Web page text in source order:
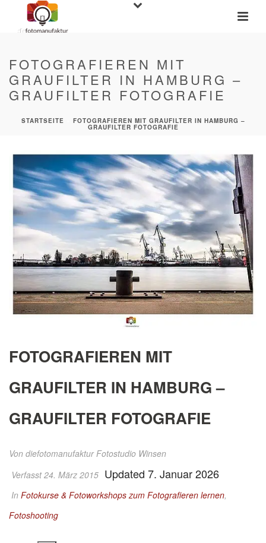
FOTOGRAFIEREN MIT
GRAUFILTER IN HAMBURG –
GRAUFILTER FOTOGRAFIE
STARTSEITE FOTOGRAFIEREN MIT GRAUFILTER IN HAMBURG –
GRAUFILTER FOTOGRAFIE
FOTOGRAFIEREN MIT
GRAUFILTER IN HAMBURG –
GRAUFILTER FOTOGRAFIE
Von diefotomanufaktur Fotostudio Winsen
Verfasst 24. März 2015 Updated 7. Januar 2026
In Fotokurse & Fotoworkshops zum Fotografieren lernen,
Fotoshooting